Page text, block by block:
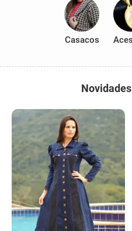
Casacos
Novidades